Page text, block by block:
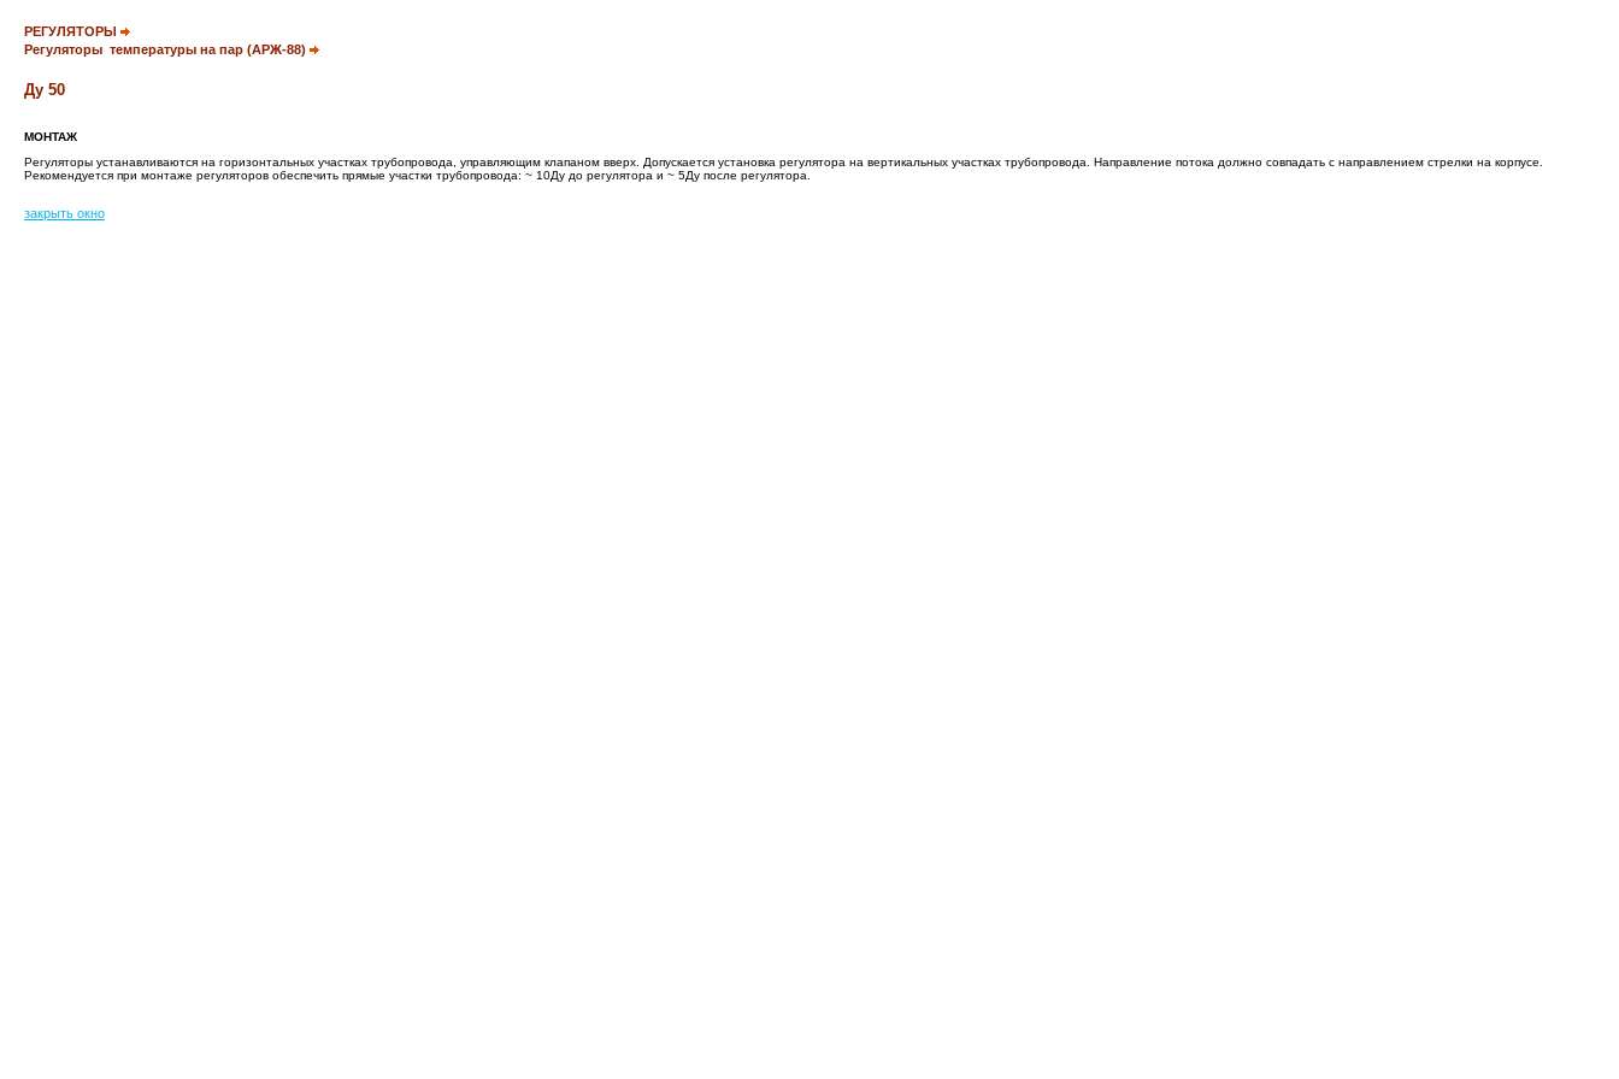
РЕГУЛЯТОРЫ
Регуляторы температуры на пар (АРЖ-88)
Ду 50
МОНТАЖ
Регуляторы устанавливаются на горизонтальных участках трубопровода, управляющим клапаном вверх. Допускается установка регулятора на вертикальных участках трубопровода. Направление потока должно совпадать с направлением стрелки на корпусе.
Рекомендуется при монтаже регуляторов обеспечить прямые участки трубопровода: ~ 10Ду до регулятора и ~ 5Ду после регулятора.
закрыть окно